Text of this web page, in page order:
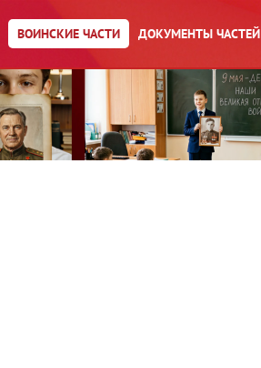
ВОИНСКИЕ ЧАСТИ ДОКУМЕНТЫ ЧАСТЕЙ